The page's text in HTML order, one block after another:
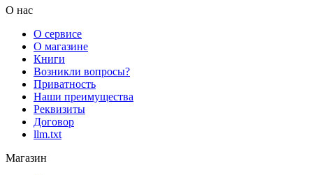
О нас
О сервисе
О магазине
Книги
Возникли вопросы?
Приватность
Наши преимущества
Реквизиты
Договор
llm.txt
Магазин